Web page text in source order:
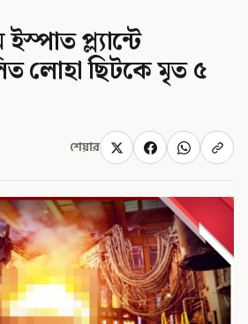
প্ল্যান্টে
লোহা ছিটকে মৃত ৫
শেয়ার